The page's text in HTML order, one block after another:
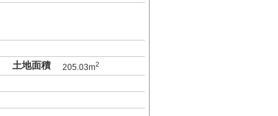
土地面積 205.03m2